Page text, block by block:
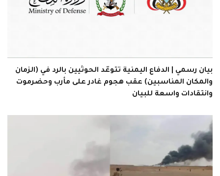
بيان رسمي | الدفاع اليمنية تتوعّد الحوثيين بالرد في (الزمان
والمكان المناسبين) عقب هجوم غادر على مأرب وحضرموت
وانتقادات واسعة للبيان